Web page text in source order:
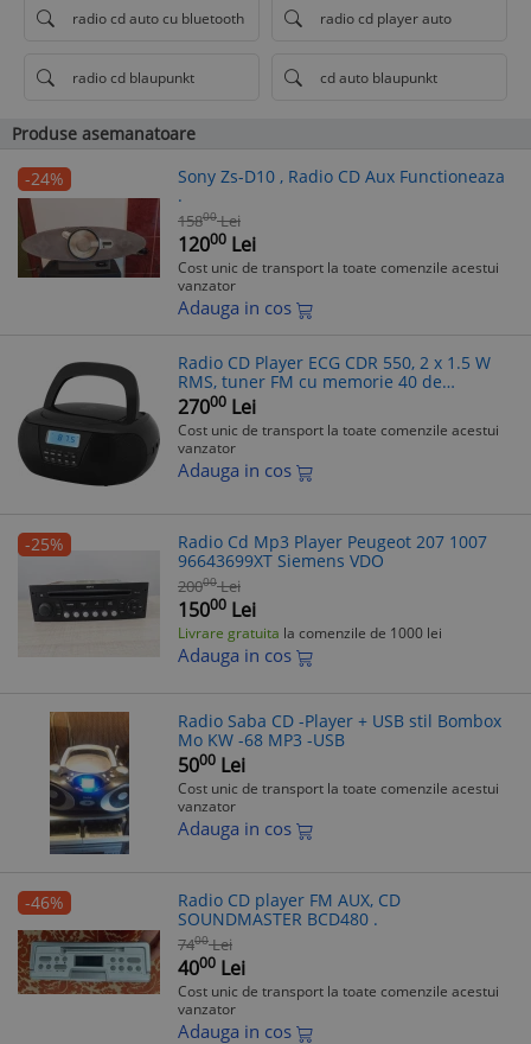
radio cd auto cu bluetooth radio cd player auto
radio cd blaupunkt cd auto blaupunkt
Produse asemanatoare
-24%
Sony Zs-D10 , Radio CD Aux Functioneaza
.
15800 Lei
12000 Lei
Cost unic de transport la toate comenzile acestui
vanzator
Adauga in cos
Radio CD Player ECG CDR 550, 2 x 1.5 W
RMS, tuner FM cu memorie 40 de
posturi,USB, negru
27000 Lei
Cost unic de transport la toate comenzile acestui
vanzator
Adauga in cos
-25%
Radio Cd Mp3 Player Peugeot 207 1007
96643699XT Siemens VDO
20000 Lei
15000 Lei
Livrare gratuita la comenzile de 1000 lei
Adauga in cos
Radio Saba CD -Player + USB stil Bombox
Mo KW -68 MP3 -USB
5000 Lei
Cost unic de transport la toate comenzile acestui
vanzator
Adauga in cos
-46%
Radio CD player FM AUX, CD
SOUNDMASTER BCD480 .
7400 Lei
4000 Lei
Cost unic de transport la toate comenzile acestui
vanzator
Adauga in cos